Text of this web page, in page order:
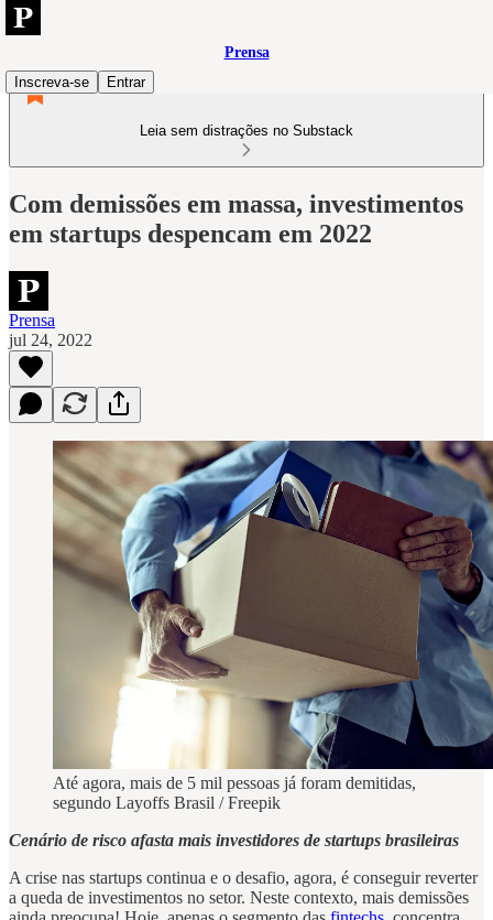
Prensa
Inscreva-se
Entrar
Leia sem distrações no Substack
Com demissões em massa, investimentos
em startups despencam em 2022
Prensa
jul 24, 2022
Até agora, mais de 5 mil pessoas já foram demitidas,
segundo Layoffs Brasil / Freepik
Cenário de risco afasta mais investidores de startups brasileiras
A crise nas startups continua e o desafio, agora, é conseguir reverter
a queda de investimentos no setor. Neste contexto, mais demissões